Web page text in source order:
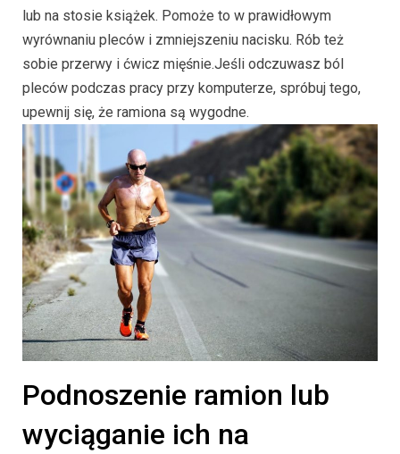
lub na stosie książek. Pomoże to w prawidłowym
wyrównaniu pleców i zmniejszeniu nacisku. Rób też
sobie przerwy i ćwicz mięśnie.Jeśli odczuwasz ból
pleców podczas pracy przy komputerze, spróbuj tego,
upewnij się, że ramiona są wygodne.
Podnoszenie ramion lub
wyciąganie ich na